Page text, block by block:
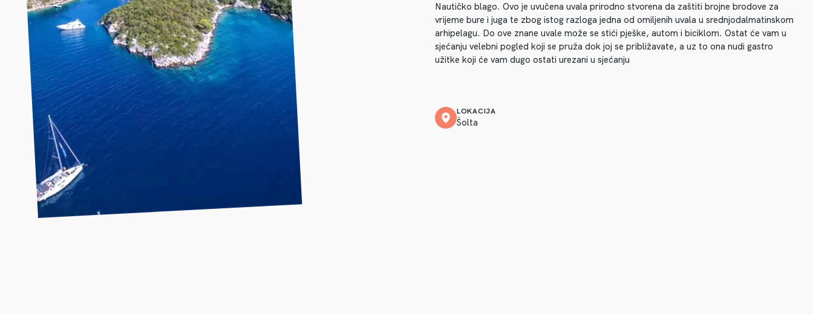
Nautičko blago. Ovo je uvučena uvala prirodno stvorena da zaštiti brojne brodove za
vrijeme bure i juga te zbog istog razloga jedna od omiljenih uvala u srednjodalmatinskom
arhipelagu. Do ove znane uvale može se stići pješke, autom i biciklom. Ostat će vam u
sjećanju velebni pogled koji se pruža dok joj se približavate, a uz to ona nudi gastro
užitke koji će vam dugo ostati urezani u sjećanju
LOKACIJA
Šolta